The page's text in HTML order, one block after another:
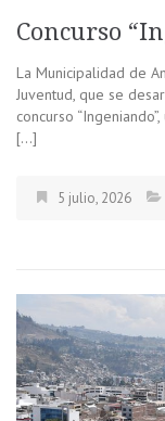
Concurso
La Municipalidad de
Juventud, que se
concurso
[…]
5 julio, 2026